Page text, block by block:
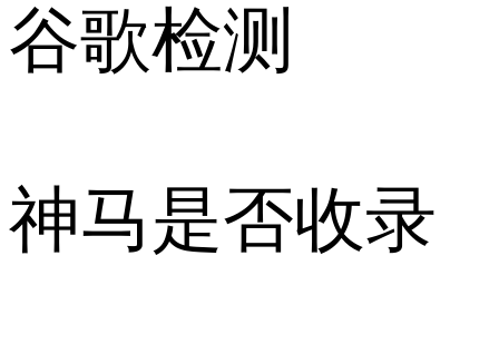
谷歌检测
神马是否收录